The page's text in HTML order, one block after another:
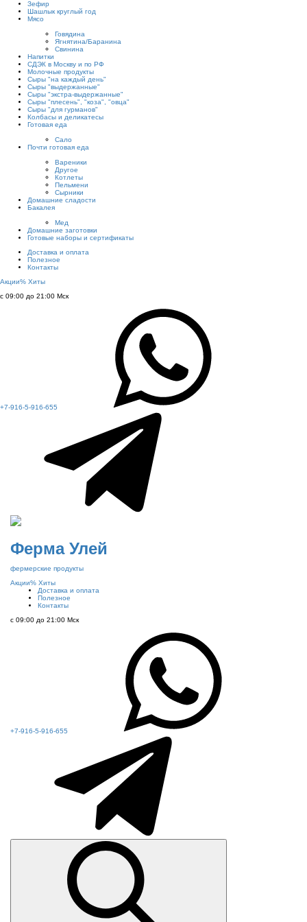
Зефир
Шашлык круглый год
Мясо
Говядина
Ягнятина/Баранина
Свинина
Напитки
СДЭК в Москву и по РФ
Молочные продукты
Сыры "на каждый день"
Сыры "выдержанные"
Сыры "экстра-выдержанные"
Сыры "плесень", "коза", "овца"
Сыры "для гурманов"
Колбасы и деликатесы
Готовая еда
Сало
Почти готовая еда
Вареники
Другое
Котлеты
Пельмени
Сырники
Домашние сладости
Бакалея
Мед
Домашние заготовки
Готовые наборы и сертификаты
Доставка и оплата
Полезное
Контакты
Акции% Хиты
с 09:00 до 21:00 Мск
+7-916-5-916-655
Ферма Улей
фермерские продукты
Акции% Хиты
Доставка и оплата
Полезное
Контакты
с 09:00 до 21:00 Мск
+7-916-5-916-655